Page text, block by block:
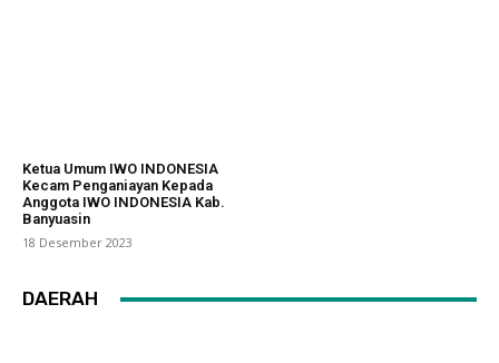
Ketua Umum IWO INDONESIA
Kecam Penganiayan Kepada
Anggota IWO INDONESIA Kab.
Banyuasin
18 Desember 2023
DAERAH